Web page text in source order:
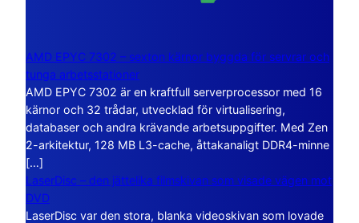
AMD EPYC 7302 – sexton kärnor byggda för servrar och
tunga arbetsstationer
AMD EPYC 7302 är en kraftfull serverprocessor med 16
kärnor och 32 trådar, utvecklad för virtualisering,
databaser och andra krävande arbetsuppgifter. Med Zen
2-arkitektur, 128 MB L3-cache, åttakanaligt DDR4-minne
[…]
LaserDisc – den jättelika filmskivan som visade vägen mot
DVD
LaserDisc var den stora, blanka videoskivan som lovade